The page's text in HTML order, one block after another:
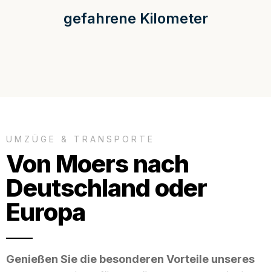
gefahrene Kilometer
UMZÜGE & TRANSPORTE
Von Moers nach
Deutschland oder
Europa
Genießen Sie die besonderen Vorteile unseres